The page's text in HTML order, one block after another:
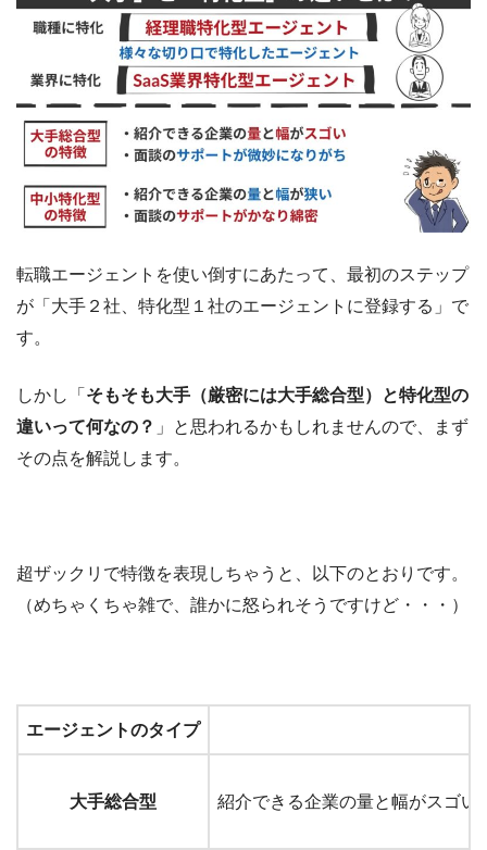
転職エージェントを使い倒すにあたって、最初のステップ
が「大手２社、特化型１社のエージェントに登録する」で
す。
しかし「 そもそも大手（厳密には大手総合型）と特化型の
違いって何なの？ 」と思われるかもしれませんので、まず
その点を解説します。
超ザックリで特徴を表現しちゃうと、以下のとおりです。
（めちゃくちゃ雑で、誰かに怒られそうですけど・・・）
エージェントのタイプ
大手総合型 紹介できる企業の量と幅がスゴ